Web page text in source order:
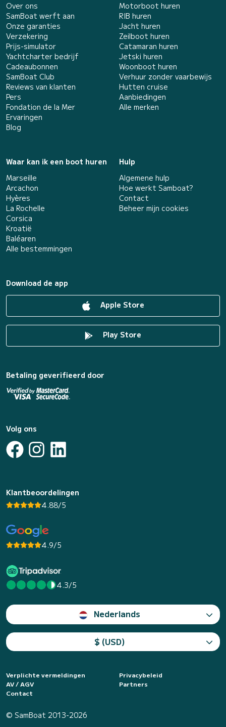
Over ons
SamBoat werft aan
Onze garanties
Verzekering
Prijs-simulator
Yachtcharter bedrijf
Cadeaubonnen
SamBoat Club
Reviews van klanten
Pers
Fondation de la Mer
Ervaringen
Blog
Motorboot huren
RIB huren
Jacht huren
Zeilboot huren
Catamaran huren
Jetski huren
Woonboot huren
Verhuur zonder vaarbewijs
Hutten cruise
Aanbiedingen
Alle merken
Waar kan ik een boot huren
Marseille
Arcachon
Hyères
La Rochelle
Corsica
Kroatië
Baléaren
Alle bestemmingen
Hulp
Algemene hulp
Hoe werkt Samboat?
Contact
Beheer mijn cookies
Download de app
Apple Store
Play Store
Betaling geverifieerd door
Volg ons
Klantbeoordelingen
4.88/5
4.9/5
4.3/5
Nederlands
$ (USD)
Verplichte vermeldingen
Privacybeleid
AV / AGV
Partners
Contact
© SamBoat 2013-2026